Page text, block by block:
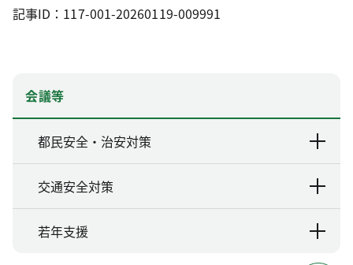
記事ID：117-001-20260119-009991
会議等
都民安全・治安対策
交通安全対策
若年支援